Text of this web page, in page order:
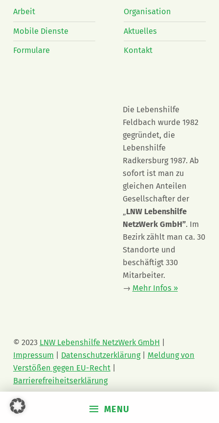
MENU
Arbeit
Mobile Dienste
Formulare
Organisation
Aktuelles
Kontakt
Die Lebenshilfe
Feldbach wurde 1982
gegründet, die
Lebenshilfe
Radkersburg 1987. Ab
sofort ist man zu
gleichen Anteilen
Gesellschafter der
„LNW Lebenshilfe
NetzWerk GmbH”. Im
Bezirk zählt man ca. 30
Standorte und
beschäftigt 330
Mitarbeiter.
→ Mehr Infos »
© 2023 LNW Lebenshilfe NetzWerk GmbH
Impressum
Datenschutzerklärung
Meldung von
Verstößen gegen EU-Recht|
Barrierefreiheitserklärung